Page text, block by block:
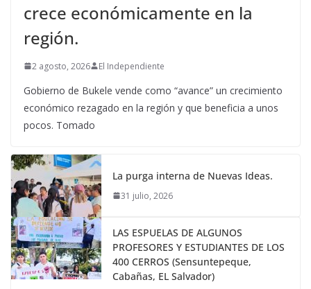
crece económicamente en la
región.
2 agosto, 2026 El Independiente
Gobierno de Bukele vende como “avance” un crecimiento
económico rezagado en la región y que beneficia a unos
pocos. Tomado
La purga interna de Nuevas Ideas.
31 julio, 2026
LAS ESPUELAS DE ALGUNOS
PROFESORES Y ESTUDIANTES DE LOS
400 CERROS (Sensuntepeque,
Cabañas, EL Salvador)